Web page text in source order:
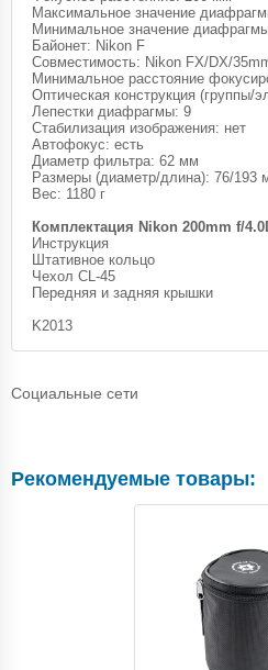
Максимальное значение
Минимальное значение
Байонет: Nikon F
Совместимость: Nikon FX/DX/
Минимальное расстояние
Оптическая конструкция (группы/
Лепестки диафрагмы: 9
Стабилизация изображения: нет
Автофокус: есть
Диаметр фильтра: 62 мм
Размеры (диаметр/длина): 76/193
Вес: 1180 г
Комплектация Nikon 200mm f/
Инструкция
Штативное кольцо
Чехол CL-45
Передняя и задняя крышки
K2013
Социальные сети
Рекомендуемые товары: